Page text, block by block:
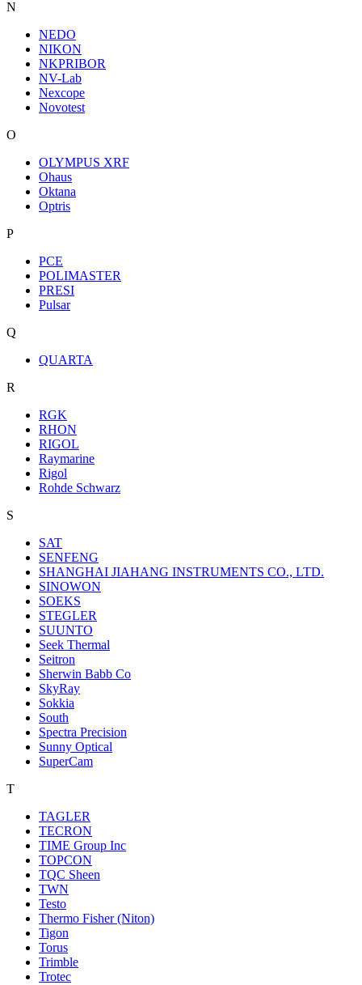
N
NEDO
NIKON
NKPRIBOR
NV-Lab
Nexcope
Novotest
O
OLYMPUS XRF
Ohaus
Oktana
Optris
P
PCE
POLIMASTER
PRESI
Pulsar
Q
QUARTA
R
RGK
RHON
RIGOL
Raymarine
Rigol
Rohde Schwarz
S
SAT
SENFENG
SHANGHAI JIAHANG INSTRUMENTS CO., LTD.
SINOWON
SOEKS
STEGLER
SUUNTO
Seek Thermal
Seitron
Sherwin Babb Co
SkyRay
Sokkia
South
Spectra Precision
Sunny Optical
SuperCam
T
TAGLER
TECRON
TIME Group Inc
TOPCON
TQC Sheen
TWN
Testo
Thermo Fisher (Niton)
Tigon
Torus
Trimble
Trotec